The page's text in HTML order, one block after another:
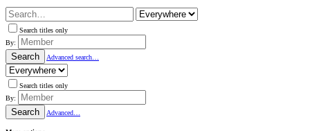
Search titles only
By:
Search Advanced search…
Search titles only
By:
Search Advanced…